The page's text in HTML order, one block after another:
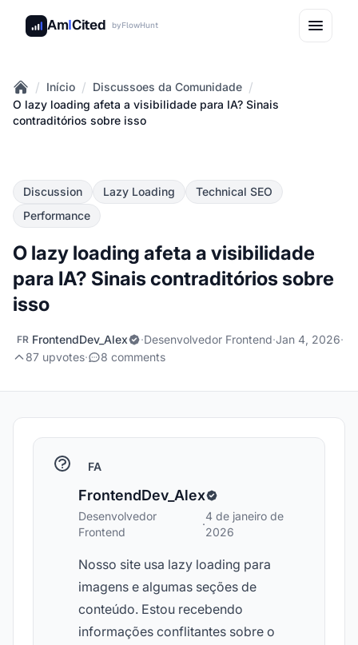
AmICited byFlowHunt
Home
/ Início / Discussoes da Comunidade /
O lazy loading afeta a visibilidade para IA? Sinais
contraditórios sobre isso
Discussion Lazy Loading
Technical SEO
Performance
O lazy loading afeta a visibilidade
para IA? Sinais contraditórios sobre
isso
FR FrontendDev_Alex ·Desenvolvedor Frontend·Jan 4, 2026·
87 upvotes· 8 comments
FA
FrontendDev_Alex
Desenvolvedor
Frontend
·
4 de janeiro de
2026
Nosso site usa lazy loading para
imagens e algumas seções de
conteúdo. Estou recebendo
informações conflitantes sobre o